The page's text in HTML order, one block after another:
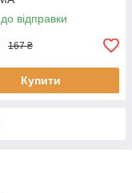
відправки
167 ₴
Купити